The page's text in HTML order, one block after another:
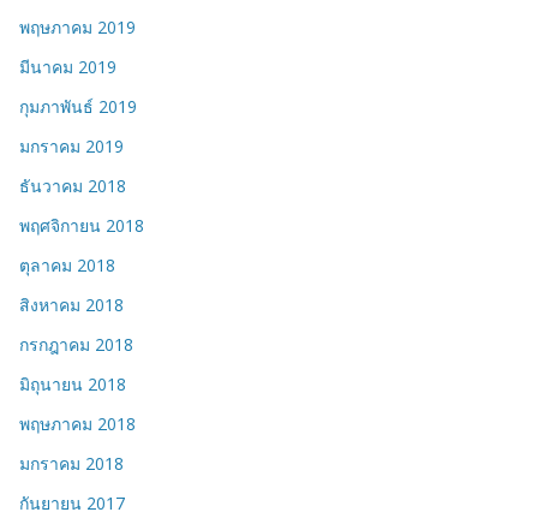
พฤษภาคม 2019
มีนาคม 2019
กุมภาพันธ์ 2019
มกราคม 2019
ธันวาคม 2018
พฤศจิกายน 2018
ตุลาคม 2018
สิงหาคม 2018
กรกฎาคม 2018
มิถุนายน 2018
พฤษภาคม 2018
มกราคม 2018
กันยายน 2017